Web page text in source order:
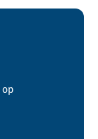
op